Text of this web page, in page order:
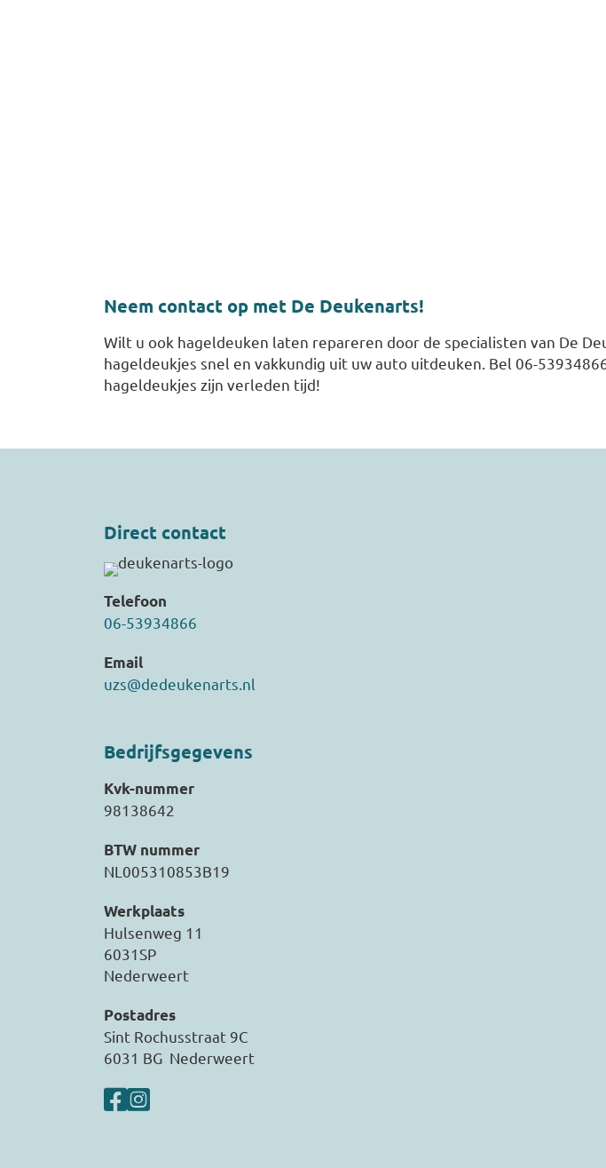
Neem contact op met De Deukenarts!
Wilt u ook hageldeuken laten repareren door de specialisten van De
hageldeukjes snel en vakkundig uit uw auto uitdeuken. Bel 06-
hageldeukjes zijn verleden tijd!
Direct contact
Telefoon
06-53934866
Email
uzs@dedeukenarts.nl
Bedrijfsgegevens
Kvk-nummer
98138642
BTW nummer
NL005310853B19
Werkplaats
Hulsenweg 11
6031SP
Nederweert
Postadres
Sint Rochusstraat 9C
6031 BG Nederweert